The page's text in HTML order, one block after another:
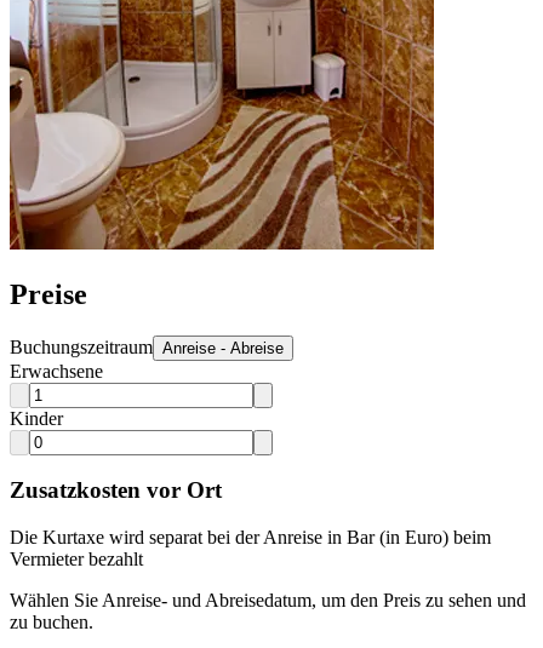
Preise
Buchungszeitraum Anreise - Abreise
Erwachsene
Kinder
Zusatzkosten vor Ort
Die Kurtaxe wird separat bei der Anreise in Bar (in Euro) beim
Vermieter bezahlt
Wählen Sie Anreise- und Abreisedatum, um den Preis zu sehen und
zu buchen.